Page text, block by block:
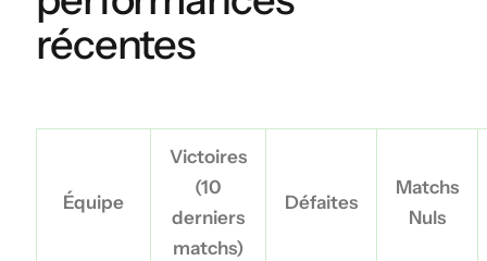
récentes
Équipe
Victoires
(10
derniers
matchs)
Défaites
Matchs
Nuls